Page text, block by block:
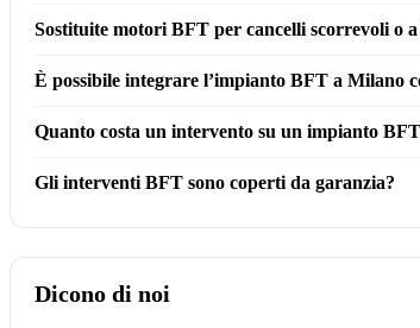
Sostituite motori BFT per cancelli scorrevoli o
È possibile integrare l’impianto BFT a Milano
Quanto costa un intervento su un impianto
Gli interventi BFT sono coperti da garanzia?
Dicono di noi